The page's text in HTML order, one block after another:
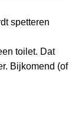
spetteren
toilet. Dat
Bijkomend (of